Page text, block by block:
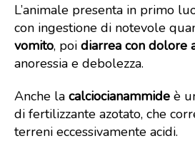
L’animale presenta in primo
con ingestione di notevole
vomito, poi diarrea con dolore
anoressia e debolezza.
Anche la calciocianammide è
di fertilizzante azotato, che
terreni eccessivamente acidi.